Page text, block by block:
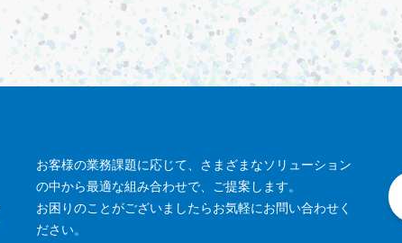
お客様の業務課題に応じて、さまざまなソリューション
の中から最適な組み合わせで、ご提案します。
お困りのことがございましたらお気軽にお問い合わせく
ださい。